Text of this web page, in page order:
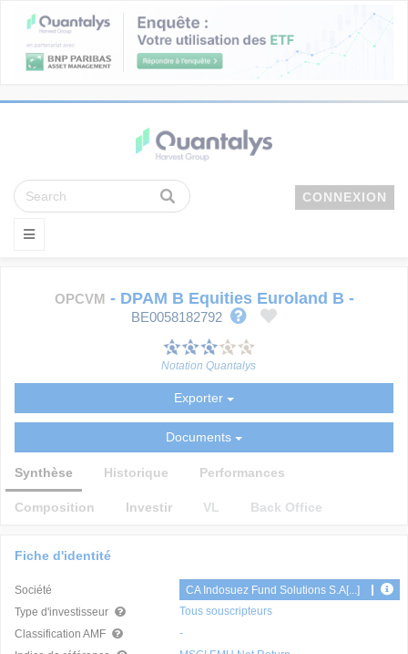
CONNEXION
OPCVM - DPAM B Equities Euroland B -
BE0058182792
Notation Quantalys
Exporter
Documents
Synthèse Historique Performances
Composition Investir VL Back Office
Fiche d'identité
Société
CA Indosuez Fund Solutions S.A[...]
Type d'investisseur
Tous souscripteurs
Classification AMF
-